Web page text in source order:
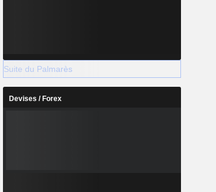
Suite du Palmarès
Devises / Forex